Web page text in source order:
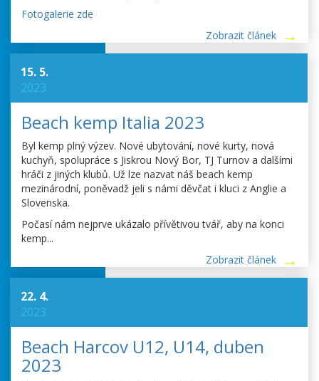
Fotogalerie zde
Zobrazit článek
15. 5.
2023
Beach kemp Italia 2023
Byl kemp plný výzev. Nové ubytování, nové kurty, nová
kuchyň, spolupráce s Jiskrou Nový Bor, TJ Turnov a dalšími
hráči z jiných klubů. Už lze nazvat náš beach kemp
mezinárodní, poněvadž jeli s námi děvčat i kluci z Anglie a
Slovenska.
Počasí nám nejprve ukázalo přívětivou tvář, aby na konci
kemp...
Zobrazit článek
22. 4.
2023
Beach Harcov U12, U14, duben
2023